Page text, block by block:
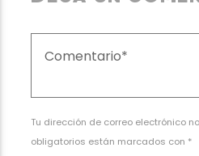
Tu dirección de correo electrónico
obligatorios están marcados con *